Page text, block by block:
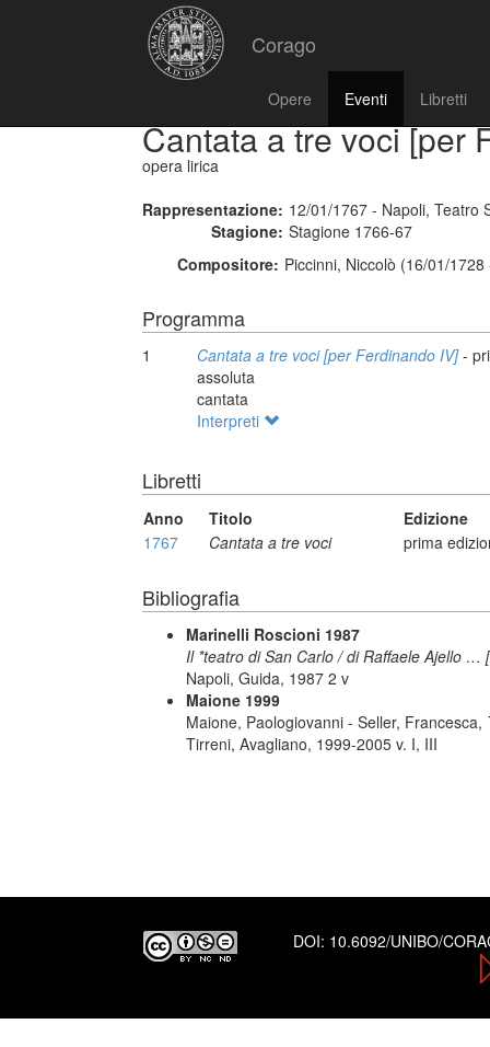
Corago
Opere Eventi Libretti
Cantata a tre voci [per
opera lirica
Rappresentazione: 12/01/1767 - Napoli, Teatro
Stagione: Stagione 1766-67
Compositore: Piccinni, Niccolò (16/01/
Programma
1 Cantata a tre voci [per Ferdinando IV]-
assoluta
cantata
Interpreti
Libretti
Anno Titolo
Edizione
1767
Cantata a tre voci prima
Bibliografia
Marinelli Roscioni 1987
Il *teatro di San Carlo / di Raffaele Ajello …
Napoli, Guida, 1987 2 v
Maione 1999
Maione, Paologiovanni - Seller, Francesca,
Tirreni, Avagliano, 1999-2005 v. I, III
DOI: 10.6092/UNIBO/